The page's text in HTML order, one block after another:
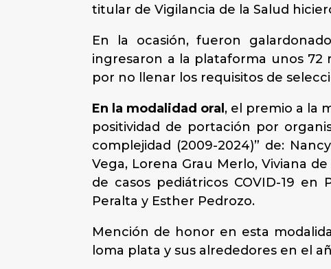
titular de Vigilancia de la Salud
En la ocasión, fueron
ingresaron a la plataforma unos 72
por no llenar los requisitos de
En la modalidad oral , el premio a la
positividad de portación por
complejidad (2009-2024)” de:
Vega, Lorena Grau Merlo, Viviana
de casos pediátricos COVID-19 en
Peralta y Esther Pedrozo.
Mención de honor en esta
loma plata y sus alrededores en el